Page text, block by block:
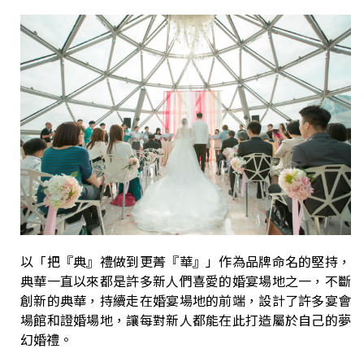
以「把『典』禮做到更菁『華』」作為品牌命名的堅持，
典華一直以來都是許多新人們喜愛的婚宴場地之一，不斷
創新的典華，持續走在婚宴場地的前端，設計了許多宴會
場館和證婚場地，讓每對新人都能在此打造屬於自己的夢
幻婚禮。